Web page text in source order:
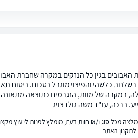
בגין כל הנזקים במקרה שחברת
כלשהי והפיצוי מוגבל בסכום. ביטוח
במקרה של מוות, הנגרמים כתוצאה מתאונה –
ברכה, עו"ד משה גולדצויג
מכל סוג ו/או חוות דעת, מומלץ לפנות לייעוץ
לתקנון האתר